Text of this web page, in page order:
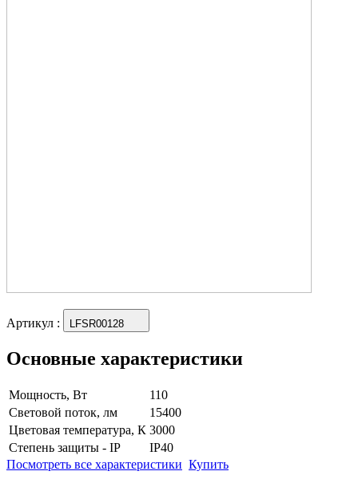
Артикул : LFSR00128
Основные характеристики
Мощность, Вт
110
Световой поток, лм
15400
Цветовая температура, К 3000
Степень защиты - IP
IP40
Посмотреть все характеристики Купить